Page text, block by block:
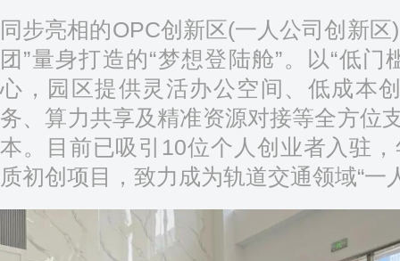
同步亮相的OPC创新区(一人公司创新
团”量身打造的“梦想登陆舱”。以“低
心，园区提供灵活办公空间、低成本
务、算力共享及精准资源对接等全方位
本。目前已吸引10位个人创业者入驻
质初创项目，致力成为轨道交通领域“一